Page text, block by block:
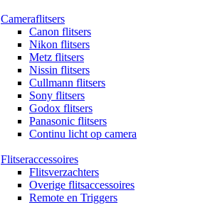
Cameraflitsers
Canon flitsers
Nikon flitsers
Metz flitsers
Nissin flitsers
Cullmann flitsers
Sony flitsers
Godox flitsers
Panasonic flitsers
Continu licht op camera
Flitseraccessoires
Flitsverzachters
Overige flitsaccessoires
Remote en Triggers